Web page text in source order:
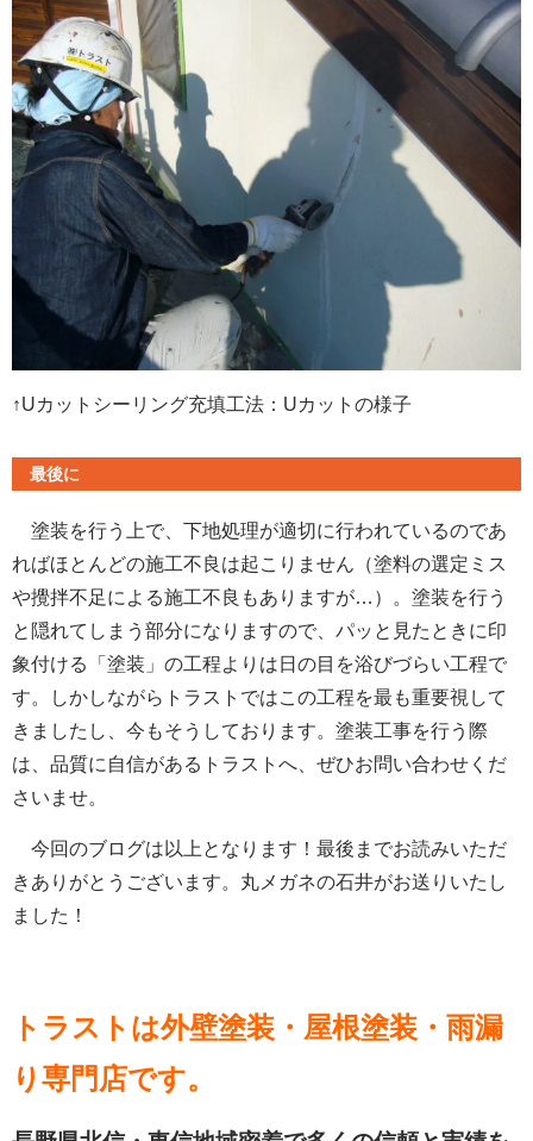
↑Uカットシーリング充填工法：Uカットの様子
最後に
塗装を行う上で、下地処理が適切に行われているのであ
ればほとんどの施工不良は起こりません（塗料の選定ミス
や攪拌不足による施工不良もありますが…）。塗装を行う
と隠れてしまう部分になりますので、パッと見たときに印
象付ける「塗装」の工程よりは日の目を浴びづらい工程で
す。しかしながらトラストではこの工程を最も重要視して
きましたし、今もそうしております。塗装工事を行う際
は、品質に自信があるトラストへ、ぜひお問い合わせくだ
さいませ。
今回のブログは以上となります！最後までお読みいただ
きありがとうございます。丸メガネの石井がお送りいたし
ました！
トラストは外壁塗装・屋根塗装・雨漏
り専門店です。